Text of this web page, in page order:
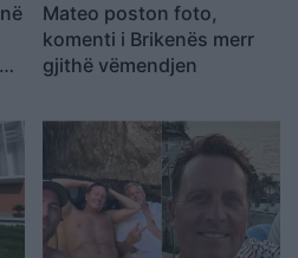
Mateo poston foto,
komenti i Brikenës merr
gjithë vëmendjen